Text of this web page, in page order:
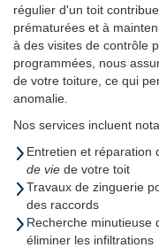
régulier d'un toit
prématurées et à
à des visites de contrôle
programmées, nous
de votre toiture, ce qui
anomalie.
Nos services incluent
Entretien et réparation
de vie de votre toit
Travaux de zinguerie
des raccords
Recherche minutieuse
éliminer les infiltrations